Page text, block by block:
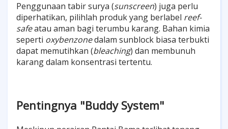
Penggunaan tabir surya (sunscreen) juga perlu
diperhatikan, pilihlah produk yang berlabel reef-
safeatau aman bagi terumbu karang. Bahan kimia
seperti oxybenzonedalam sunblock biasa terbukti
dapat memutihkan (bleaching) dan membunuh
karang dalam konsentrasi tertentu.
Pentingnya "Buddy System"